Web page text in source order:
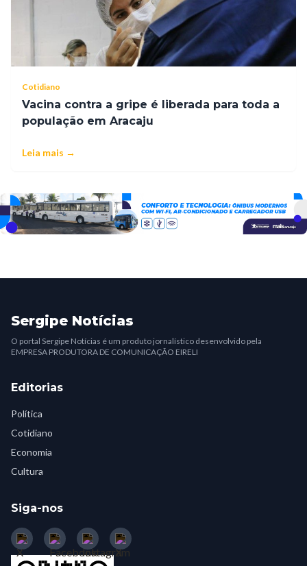
Cotidiano
Vacina contra a gripe é liberada para toda a
população em Aracaju
Leia mais →
Sergipe Notícias
O portal Sergipe Notícias é um produto jornalístico desenvolvido pela
EMPRESA PRODUTORA DE COMUNICAÇÃO EIRELI
Editorias
Política
Cotidiano
Economia
Cultura
Siga-nos